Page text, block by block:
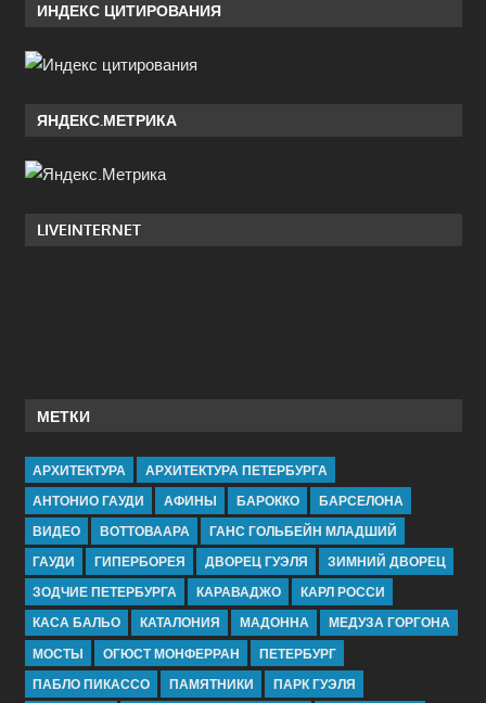
ИНДЕКС ЦИТИРОВАНИЯ
ЯНДЕКС.МЕТРИКА
LIVEINTERNET
МЕТКИ
АРХИТЕКТУРА
АРХИТЕКТУРА ПЕТЕРБУРГА
АНТОНИО ГАУДИ
АФИНЫ БАРОККО
БАРСЕЛОНА
ВИДЕО
ВОТТОВААРА
ГАНС ГОЛЬБЕЙН МЛАДШИЙ
ГАУДИ
ГИПЕРБОРЕЯ ДВОРЕЦ ГУЭЛЯ
ЗИМНИЙ ДВОРЕЦ
ЗОДЧИЕ ПЕТЕРБУРГА
КАРАВАДЖО
КАРЛ РОССИ
КАСА БАЛЬО
КАТАЛОНИЯ МАДОННА
МЕДУЗА ГОРГОНА
МОСТЫ
ОГЮСТ МОНФЕРРАН
ПЕТЕРБУРГ
ПАБЛО ПИКАССО
ПАМЯТНИКИ ПАРК ГУЭЛЯ